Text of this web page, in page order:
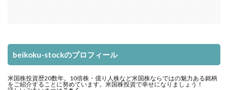
beikoku-stockのプロフィール
米国株投資歴20数年。10倍株・億り人株など米国株ならではの魅力ある銘柄
をご紹介することに努めています。米国株投資で幸せになりましょう！